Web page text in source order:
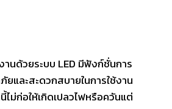
านด้วยระบบ LED มีฟังก์ชั่นการ
และสะดวกสบายในการใช้งาน
ไม่ก่อให้เกิดเปลวไฟหรือควันแต่